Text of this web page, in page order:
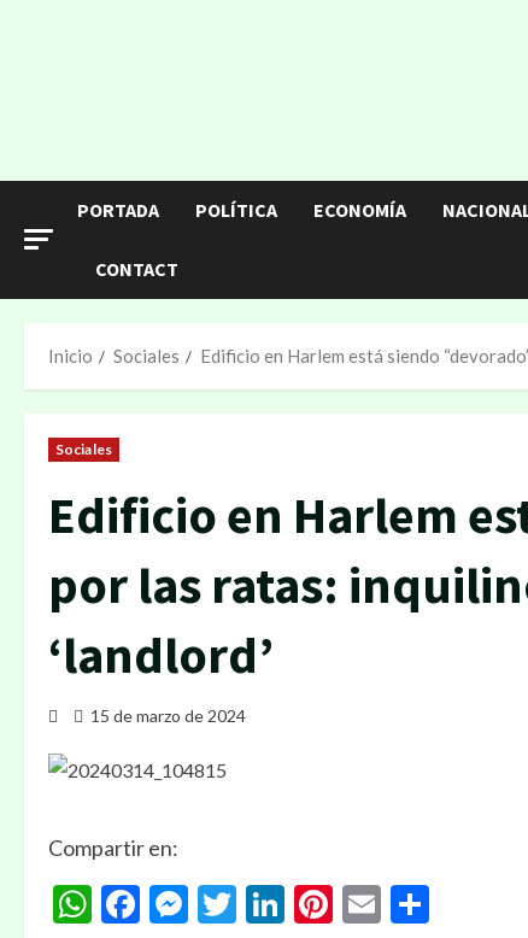
PORTADA POLÍTICA ECONOMÍA
CONTACT
Inicio Sociales Edificio en Harlem está siendo
Sociales
Edificio en Harlem
por las ratas:
‘landlord’
15 de marzo de 2024
Compartir en:
WhatsApp
Facebook
Messenger
Twitter
LinkedIn
Pinterest
Email